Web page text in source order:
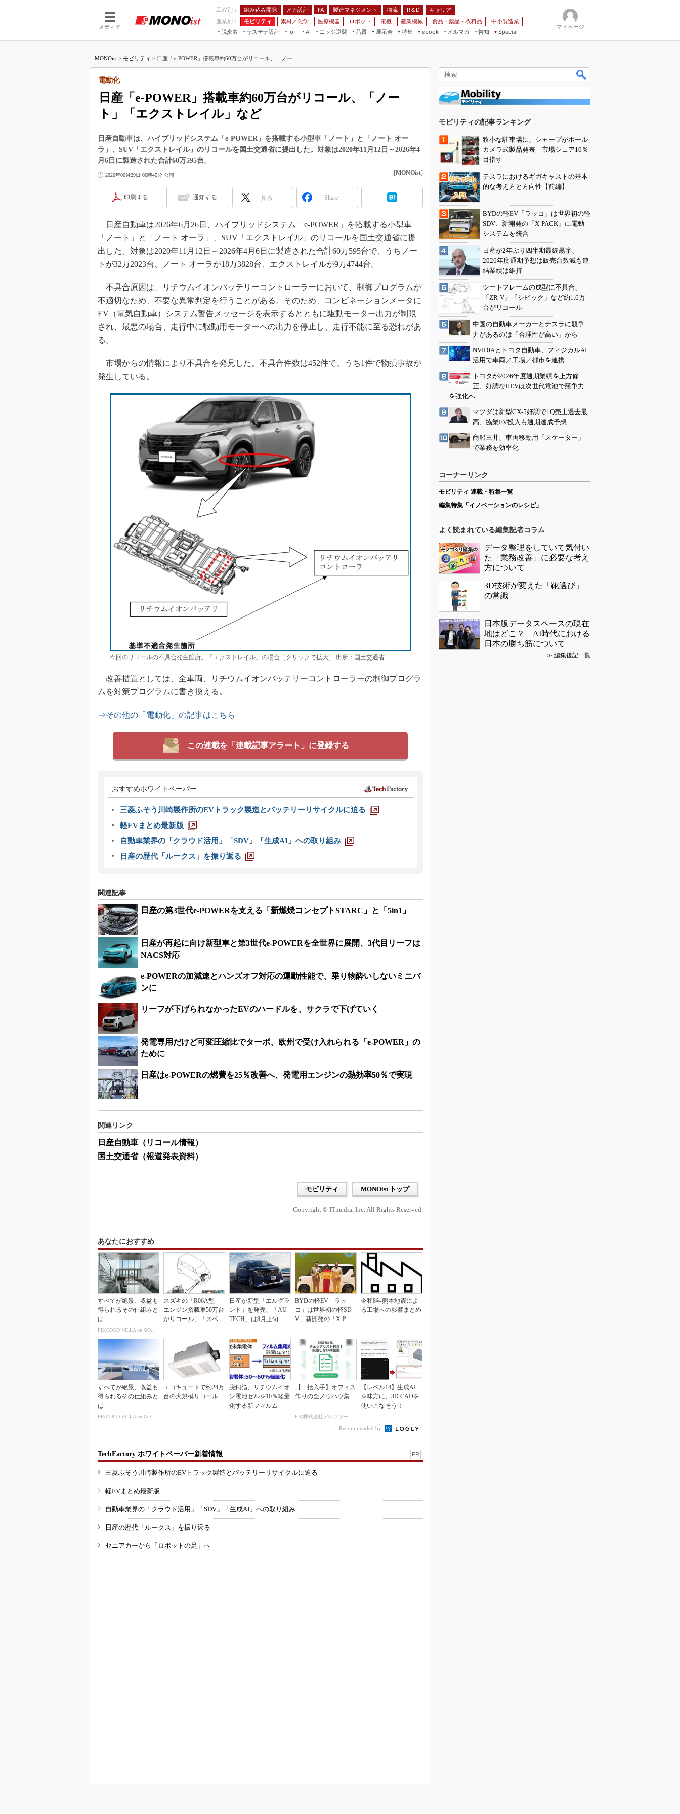
メディア
工程別： 組み込み開発 メカ設計 FA 製造マネジメント 物流 R＆D
キャリア
産業別：
モビリティ 素材／化学 医療機器 ロボット 電機 産業機械 食品・薬品・衣料品
中小製造業
脱炭素
サステナ設計
IoT
つながる工場
AI
AI×設備保全
エッジ逆襲 品質
展示会
JIMTOF
IIFES
TECHNO-FRONTIER
EdgeTech+
日本ものづくりワールド
AUTOMOTIVE WORLD
産業オープンネット展
特集
フィールドサービス
組み込み画像技術
組み込みモデリング
ISO26262
デジタルツインとCAE
S＆OP
イノベーション
製造業ビッグデータ
メイドインジャパン
制御セキュリティ
新型コロナへの対応
ebook
メルマガ
告知 Special
マイページ
MONOist > モビリティ > 日産「e-POWER」搭載車約60万台がリコール、「ノー...
日産「e-POWER」搭載車約60万台がリコール、「ノー
ト」「エクストレイル」など
電動化
日産自動車は、ハイブリッドシステム「e-POWER」を搭載する小型車「ノート」と「ノート オー
ラ」、SUV「エクストレイル」のリコールを国土交通省に提出した。対象は2020年11月12日～2026年4
月6日に製造された合計60万595台。
2026年06月29日 06時45分 公開 [MONOist]
印刷する 通知する 見る Share
日産自動車は2026年6月26日、ハイブリッドシステム「e-POWER」を搭載する小型車
「ノート」と「ノート オーラ」、SUV「エクストレイル」のリコールを国土交通省に提
出した。対象は2020年11月12日～2026年4月6日に製造された合計60万595台で、うちノー
トが32万2023台、ノート オーラが18万3828台、エクストレイルが9万4744台。
不具合原因は、リチウムイオンバッテリーコントローラーにおいて、制御プログラムが
不適切なため、不要な異常判定を行うことがある。そのため、コンビネーションメータに
EV（電気自動車）システム警告メッセージを表示するとともに駆動モーター出力が制限
され、最悪の場合、走行中に駆動用モーターへの出力を停止し、走行不能に至る恐れがあ
る。
市場からの情報により不具合を発見した。不具合件数は452件で、うち1件で物損事故が
発生している。
今回のリコールの不具合発生箇所。「エクストレイル」の場合［クリックで拡大］ 出所：国土交通省
改善措置としては、全車両、リチウムイオンバッテリーコントローラーの制御プログラ
ムを対策プログラムに書き換える。
⇒その他の「電動化」の記事はこちら
この連載を「連載記事アラート」に登録する
おすすめホワイトペーパー
三菱ふそう川崎製作所のEVトラック製造とバッテリーリサイクルに迫る
軽EVまとめ最新版
自動車業界の「クラウド活用」「SDV」「生成AI」への取り組み
日産の歴代「ルークス」を振り返る
関連記事
日産の第3世代e-POWERを支える「新燃焼コンセプトSTARC」と「5in1」
日産が再起に向け新型車と第3世代e-POWERを全世界に展開、3代目リーフは
NACS対応
e-POWERの加減速とハンズオフ対応の運動性能で、乗り物酔いしないミニバ
ンに
リーフが下げられなかったEVのハードルを、サクラで下げていく
発電専用だけど可変圧縮比でターボ、欧州で受け入れられる「e-POWER」の
ために
日産はe-POWERの燃費を25％改善へ、発電用エンジンの熱効率50％で実現
関連リンク
日産自動車（リコール情報）
国土交通省（報道発表資料）
モビリティ MONOist トップ
Copyright © ITmedia, Inc. All Rights Reserved.
あなたにおすすめ
すべてが絶景、収益も
得られるその仕組みと
は
PR(COCO VILLA on GOETHE)
スズキの「R06A型」
エンジン搭載車50万台
がリコール、「スペー
日産が新型「エルグラ
ンド」を発売、「AU
TECH」は8月上旬に
BYDの軽EV「ラッ
コ」は世界初の軽SD
V、新開発の「X-PAC
令和8年熊本地震によ
る工場への影響まとめ
すべてが絶景、収益も
得られるその仕組みと
は
PR(COCO VILLA on GOETHE)
エコキュートで約24万
台の大規模リコール
脱銅箔、リチウムイオ
ン電池セルを10％軽量
化する新フィルム
【一括入手】オフィス
作りの全ノウハウ集
PR(株式会社アルファーテクノ)
【レベル14】生成AI
を味方に、3D CADを
使いこなそう！
Recommended by
TechFactory ホワイトペーパー新着情報 PR
三菱ふそう川崎製作所のEVトラック製造とバッテリーリサイクルに迫る
軽EVまとめ最新版
自動車業界の「クラウド活用」「SDV」「生成AI」への取り組み
日産の歴代「ルークス」を振り返る
セニアカーから「ロボットの足」へ
モビリティの記事ランキング
狭小な駐車場に、シャープがポール
カメラ式製品発表 市場シェア10％
目指す
テスラにおけるギガキャストの基本
的な考え方と方向性【前編】
BYDの軽EV「ラッコ」は世界初の軽
SDV、新開発の「X-PACK」に電動
システムを統合
日産が2年ぶり四半期最終黒字、
2026年度通期予想は販売台数減も連
結業績は維持
シートフレームの成型に不具合、
「ZR-V」「シビック」など約1.6万
台がリコール
中国の自動車メーカーとテスラに競争
力があるのは「合理性が高い」から
NVIDIAとトヨタ自動車、フィジカルAI
活用で車両／工場／都市を連携
トヨタが2026年度通期業績を上方修
正、好調なHEVは次世代電池で競争力
を強化へ
マツダは新型CX-5好調で1Q売上過去最
高、協業EV投入も通期達成予想
商船三井、車両移動用「スケーター」
で業務を効率化
コーナーリンク
モビリティ 連載・特集一覧
編集特集「イノベーションのレシピ」
よく読まれている編集記者コラム
データ整理をしていて気付い
た「業務改善」に必要な考え
方について
3D技術が変えた「靴選び」
の常識
日本版データスペースの現在
地はどこ？ AI時代における
日本の勝ち筋について
≫ 編集後記一覧